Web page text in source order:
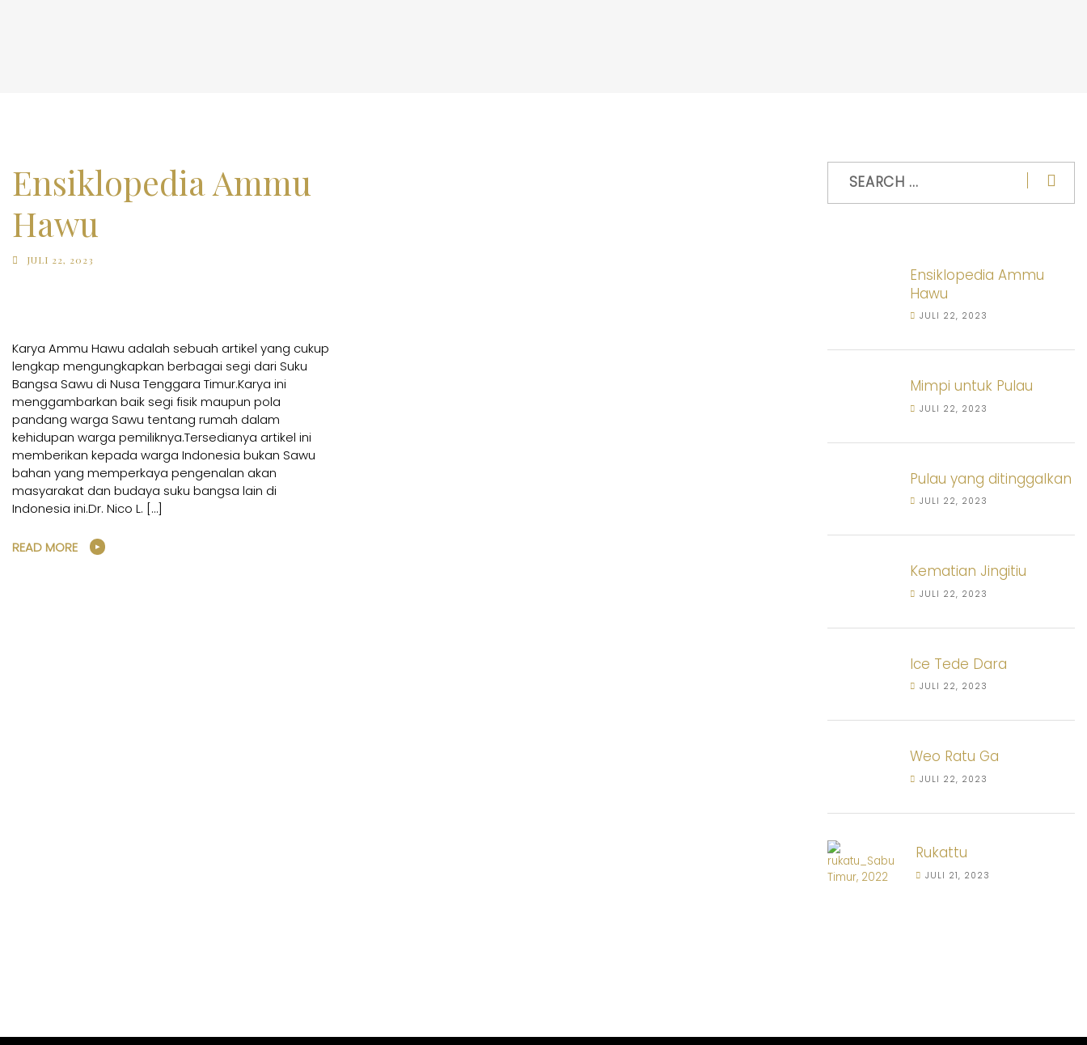
Ensiklopedia Ammu
Hawu
JULI 22, 2023
Karya Ammu Hawu adalah sebuah artikel yang cukup
lengkap mengungkapkan berbagai segi dari Suku
Bangsa Sawu di Nusa Tenggara Timur.Karya ini
menggambarkan baik segi fisik maupun pola
pandang warga Sawu tentang rumah dalam
kehidupan warga pemiliknya.Tersedianya artikel ini
memberikan kepada warga Indonesia bukan Sawu
bahan yang memperkaya pengenalan akan
masyarakat dan budaya suku bangsa lain di
Indonesia ini.Dr. Nico L. […]
READ MORE
Ensiklopedia Ammu
Hawu
JULI 22, 2023
Mimpi untuk Pulau
JULI 22, 2023
Pulau yang ditinggalkan
JULI 22, 2023
Kematian Jingitiu
JULI 22, 2023
Ice Tede Dara
JULI 22, 2023
Weo Ratu Ga
JULI 22, 2023
Rukattu
JULI 21, 2023